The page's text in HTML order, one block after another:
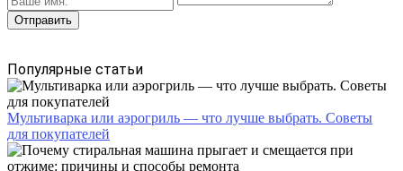
Популярные статьи
Мультиварка или аэрогриль — что лучше выбрать. Советы
для покупателей